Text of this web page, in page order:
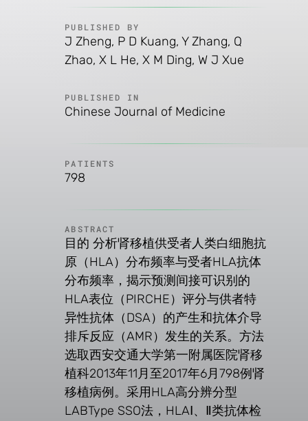
PUBLISHED BY
J Zheng, P D Kuang, Y Zhang, Q
Zhao, X L He, X M Ding, W J Xue
PUBLISHED IN
Chinese Journal of Medicine
PATIENTS
798
ABSTRACT
目的 分析肾移植供受者人类白细胞抗
原（HLA）分布频率与受者HLA抗体
分布频率，揭示预测间接可识别的
HLA表位（PIRCHE）评分与供者特
异性抗体（DSA）的产生和抗体介导
排斥反应（AMR）发生的关系。方法
选取西安交通大学第一附属医院肾移
植科2013年11月至2017年6月798例肾
移植病例。采用HLA高分辨分型
LABType SSO法，HLAⅠ、Ⅱ类抗体检